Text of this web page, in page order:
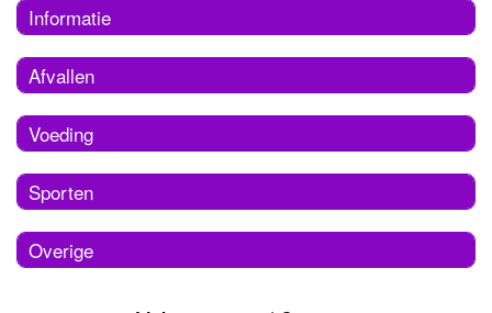
Informatie
Afvallen
Voeding
Sporten
Overige